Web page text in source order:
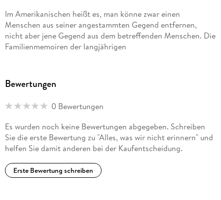
Im Amerikanischen heißt es, man könne zwar einen
Menschen aus seiner angestammten Gegend entfernen,
nicht aber jene Gegend aus dem betreffenden Menschen. Die
Familienmemoiren der langjährigen
Hoffmann beweisen, dass dieser Grundsatz Geltung auch
über Generationen hinweg hat. Psychologen sprechen von
telescoping: Wie die Tuben eines Fernrohrs oder Mikroskops
bewegen sich die Erinnerungen von Eltern und Kindern
ineinander. Und seltsamerweise beeinflussen die Traumata
der Vorfahren Nachgeborene umso intensiver, je weniger sie
familiär besprochen werden. Genau wie mit einem Fernrohr
oder einem Mikroskop sieht man mit der transgenerationalen
Erinnerung das psychologisch Nahe und das historisch Ferne
schärfer, auch dramatischer. Das Schweigen der Familie
Bewertungen
0 Bewertungen
Es wurden noch keine Bewertungen abgegeben. Schreiben
Sie die erste Bewertung zu "Alles, was wir nicht erinnern" und
helfen Sie damit anderen bei der Kaufentscheidung.
Erste Bewertung schreiben